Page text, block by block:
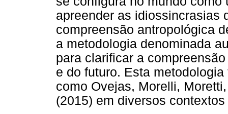
apreender as idiossincrasias
compreensão antropológica
a metodologia denominada
para clarificar a
e do futuro. Esta
como Ovejas, Morelli,
(2015) em diversos